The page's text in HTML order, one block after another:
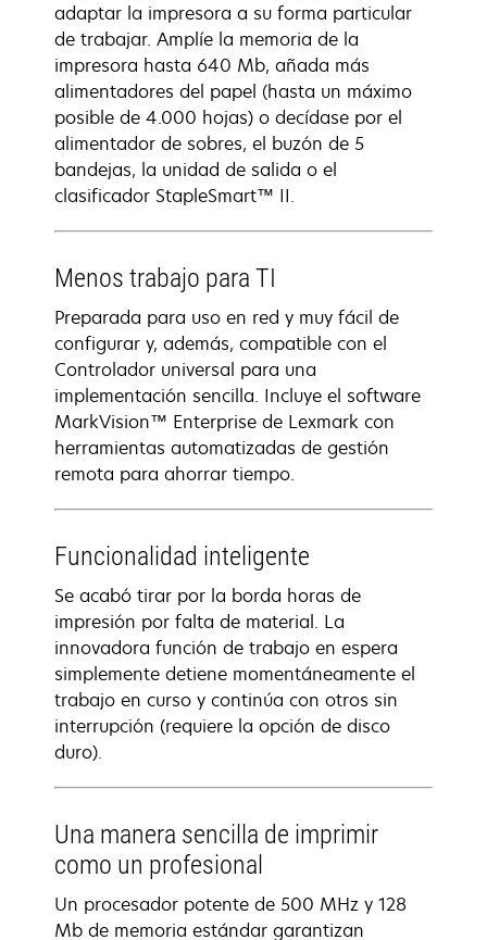
adaptar la impresora a su forma particular
de trabajar. Amplíe la memoria de la
impresora hasta 640 Mb, añada más
alimentadores del papel (hasta un máximo
posible de 4.000 hojas) o decídase por el
alimentador de sobres, el buzón de 5
bandejas, la unidad de salida o el
clasificador StapleSmart™ II.
Menos trabajo para TI
Preparada para uso en red y muy fácil de
configurar y, además, compatible con el
Controlador universal para una
implementación sencilla. Incluye el software
MarkVision™ Enterprise de Lexmark con
herramientas automatizadas de gestión
remota para ahorrar tiempo.
Funcionalidad inteligente
Se acabó tirar por la borda horas de
impresión por falta de material. La
innovadora función de trabajo en espera
simplemente detiene momentáneamente el
trabajo en curso y continúa con otros sin
interrupción (requiere la opción de disco
duro).
Una manera sencilla de imprimir
como un profesional
Un procesador potente de 500 MHz y 128
Mb de memoria estándar garantizan